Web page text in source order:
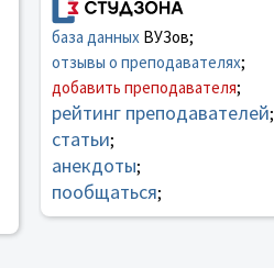
база данныхВУЗов;
отзывы о преподавателях;
добавить преподавателя;
рейтинг преподавателей;
статьи;
анекдоты;
пообщаться;